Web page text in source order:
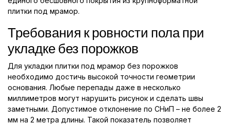
плитки под мрамор.
Требования к ровности пола при
укладке без порожков
Для укладки плитки под мрамор без порожков
необходимо достичь высокой точности геометрии
основания. Любые перепады даже в несколько
миллиметров могут нарушить рисунок и сделать швы
заметными. Допустимое отклонение по СНиП – не более 2
мм на 2 метра длины. Такой показатель позволяет